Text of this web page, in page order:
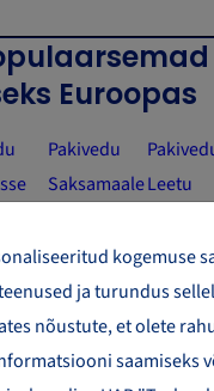
Euroopas
Pakivedu
SaksamaaleLeetu
Ungarisse
Norra
Pakivedu
Itaaliasse
kogemuse
ja turundus
nõustute, et olete
saamiseks